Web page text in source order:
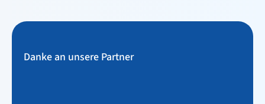
Danke an unsere Partner